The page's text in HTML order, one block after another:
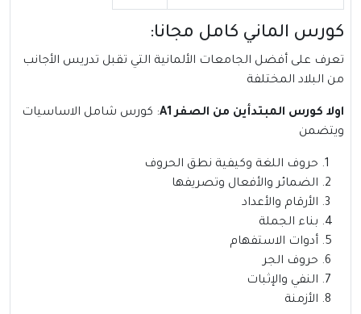
كورس الماني كامل مجانا:
تعرف على أفضل الجامعات الألمانية التي تقبل تدريس الأجانب
من البلاد المختلفة
اولا كورس المبتدأين من الصفر A1
: كورس شامل الاساسيات
ويتضمن
حروف اللغة وكيفية نطق الحروف
الضمائر والأفعال وتصريفها
الأرقام والأعداد
بناء الجملة
أدوات الاستفهام
حروف الجر
النفي والإثبات
الأزمنة